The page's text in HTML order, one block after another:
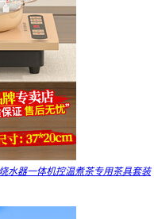
水器一体机控温煮茶专用茶具套装